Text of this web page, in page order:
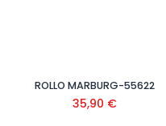
ROLLO MARBURG-55622
35,90 €